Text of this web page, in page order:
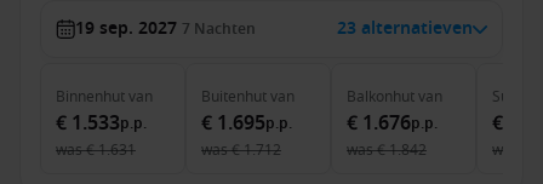
19 sep. 2027 7 Nachten 23 alternatieven
Binnenhutvan
€ 1.533p.p.
was€ 1.631
Buitenhutvan
€ 1.695p.p.
was€ 1.712
Balkonhutvan
€ 1.676p.p.
was€ 1.842
Suite
€
was